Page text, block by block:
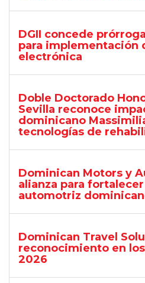
DGII concede
para implementación
electrónica
Doble Doctorado
Sevilla reconoce
dominicano
tecnologías de
Dominican Motors y
alianza para
automotriz
Dominican Travel
reconocimiento en
2026